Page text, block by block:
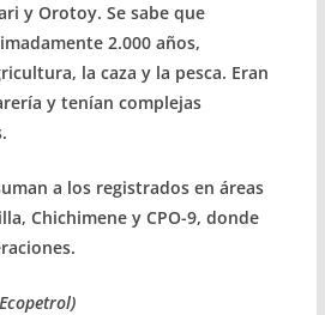
y Orotoy. Se sabe que
2.000 años,
la caza y la pesca. Eran
y tenían complejas
a los registrados en áreas
Chichimene y CPO-9, donde